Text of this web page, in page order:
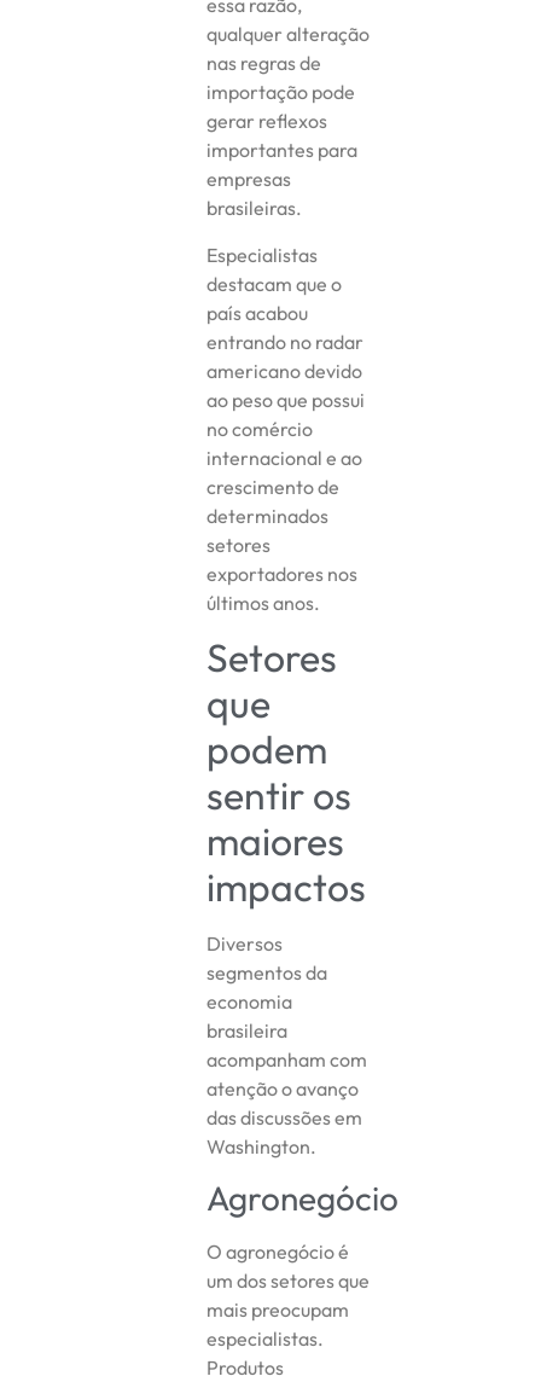
essa razão,
qualquer alteração
nas regras de
importação pode
gerar reflexos
importantes para
empresas
brasileiras.
Especialistas
destacam que o
país acabou
entrando no radar
americano devido
ao peso que possui
no comércio
internacional e ao
crescimento de
determinados
setores
exportadores nos
últimos anos.
Setores
que
podem
sentir os
maiores
impactos
Diversos
segmentos da
economia
brasileira
acompanham com
atenção o avanço
das discussões em
Washington.
Agronegócio
O agronegócio é
um dos setores que
mais preocupam
especialistas.
Produtos